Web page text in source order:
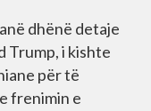
dhënë detaje
Trump, i kishte
për të
frenimin e